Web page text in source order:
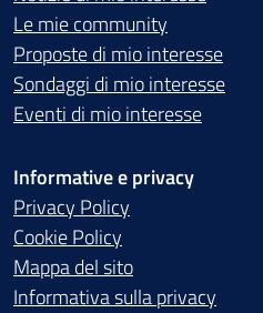
Le mie community
Proposte di mio interesse
Sondaggi di mio interesse
Eventi di mio interesse
Informative e privacy
Privacy Policy
Cookie Policy
Mappa del sito
Informativa sulla privacy